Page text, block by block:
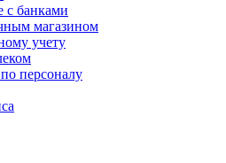
с банками
магазином
учету
персоналу